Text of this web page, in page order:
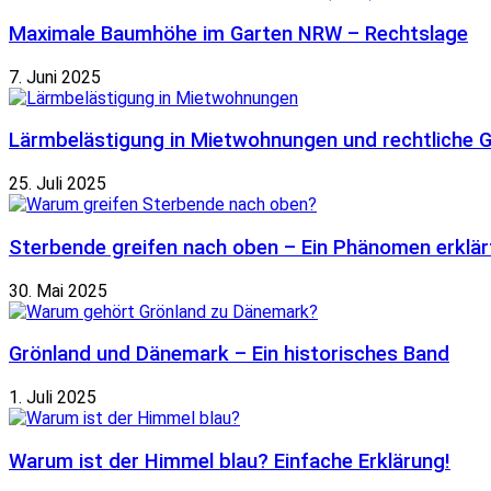
Maximale Baumhöhe im Garten NRW – Rechtslage
7. Juni 2025
Lärmbelästigung in Mietwohnungen und rechtliche
25. Juli 2025
Sterbende greifen nach oben – Ein Phänomen
30. Mai 2025
Grönland und Dänemark – Ein historisches Band
1. Juli 2025
Warum ist der Himmel blau? Einfache Erklärung!